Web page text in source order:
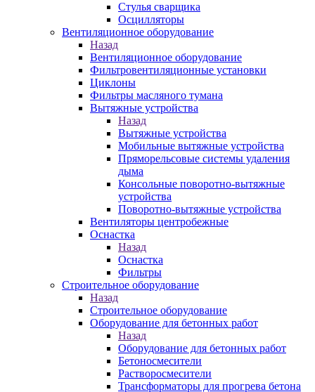
Стулья сварщика
Осцилляторы
Вентиляционное оборудование
Назад
Вентиляционное оборудование
Фильтровентиляционные установки
Циклоны
Фильтры масляного тумана
Вытяжные устройства
Назад
Вытяжные устройства
Мобильные вытяжные устройства
Пряморельсовые системы удаления
дыма
Консольные поворотно-вытяжные
устройства
Поворотно-вытяжные устройства
Вентиляторы центробежные
Оснастка
Назад
Оснастка
Фильтры
Строительное оборудование
Назад
Строительное оборудование
Оборудование для бетонных работ
Назад
Оборудование для бетонных работ
Бетоносмесители
Растворосмесители
Трансформаторы для прогрева бетона